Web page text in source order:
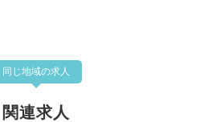
同じ地域の求人
関連求人